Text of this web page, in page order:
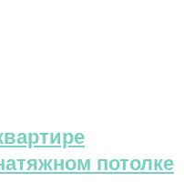
потолке